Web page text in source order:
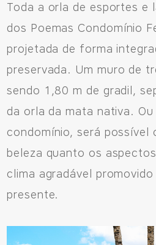
Toda a orla de esportes e
dos Poemas Condomínio
projetada de forma
preservada. Um muro de
sendo 1,80 m de gradil,
da orla da mata nativa.
condomínio, será possível
beleza quanto os
clima agradável
presente.